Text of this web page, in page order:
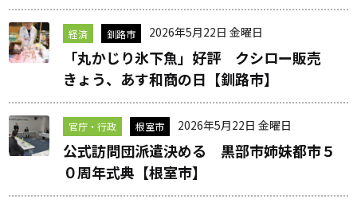
経済 釧路市 2026年5月22日 金曜日
「丸かじり氷下魚」好評 クシロー販売
きょう、あす和商の日【釧路市】
官庁・行政 根室市 2026年5月22日 金曜日
公式訪問団派遣決める 黒部市姉妹都市５
０周年式典【根室市】